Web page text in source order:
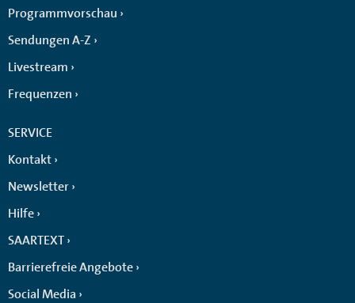
Programmvorschau
Sendungen A-Z
Livestream
Frequenzen
SERVICE
Kontakt
Newsletter
Hilfe
SAARTEXT
Barrierefreie Angebote
Social Media